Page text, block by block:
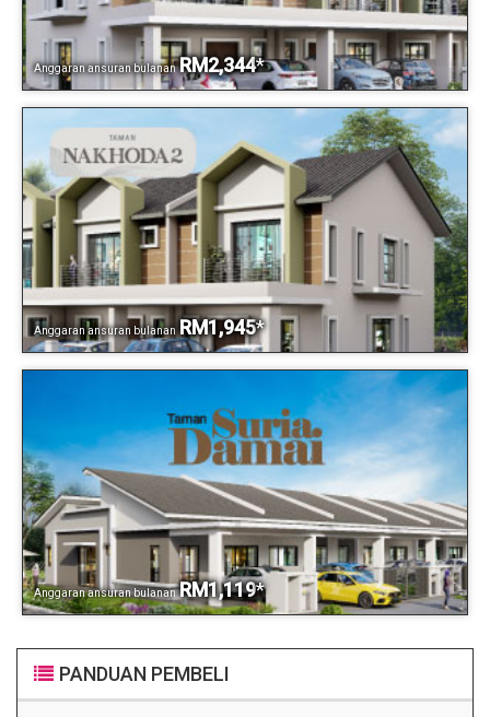
Anggaran ansuran bulanan RM2,344*
Anggaran ansuran bulanan RM1,945*
Anggaran ansuran bulanan RM1,119*
PANDUAN PEMBELI